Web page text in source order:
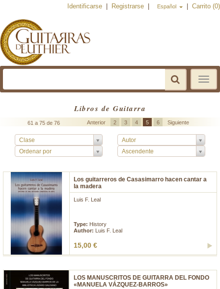
Identificarse Registrarse Español Carrito (0)
Toggle
Libros de Guitarra
61 a 75 de 76 Anterior 2 3 4 5 6 Siguiente
Clase
Autor
Ascendente
Ordenar por
Los guitarreros de Casasimarro hacen cantar a
la madera
Luis F. Leal
Type: History
Author: Luis F. Leal
15,00 €
LOS MANUSCRITOS DE GUITARRA DEL FONDO
«MANUELA VÁZQUEZ-BARROS»